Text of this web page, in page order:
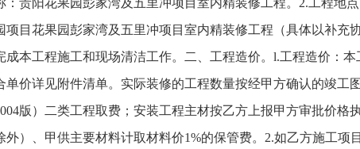
项目花果园彭家湾及五里冲项目室内精装修工程（具体以补充
成本工程施工和现场清洁工作。二、工程造价。l.工程造价：
单价详见附件清单。实际装修的工程数量按经甲方确认的竣工
版）二类工程取费；安装工程主材按乙方上报甲方审批价格
外）、甲供主要材料计取材料价1%的保管费。2.如乙方施工项